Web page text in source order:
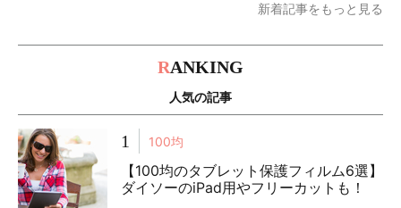
新着記事をもっと見る
RANKING
人気の記事
1 100均
【100均のタブレット保護フィルム6選】
ダイソーのiPad用やフリーカットも！